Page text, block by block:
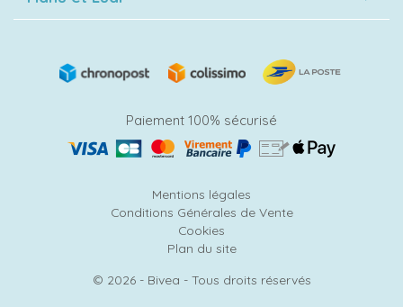
Paiement 100% sécurisé
Mentions légales
Conditions Générales de Vente
Cookies
Plan du site
© 2026 - Bivea - Tous droits réservés